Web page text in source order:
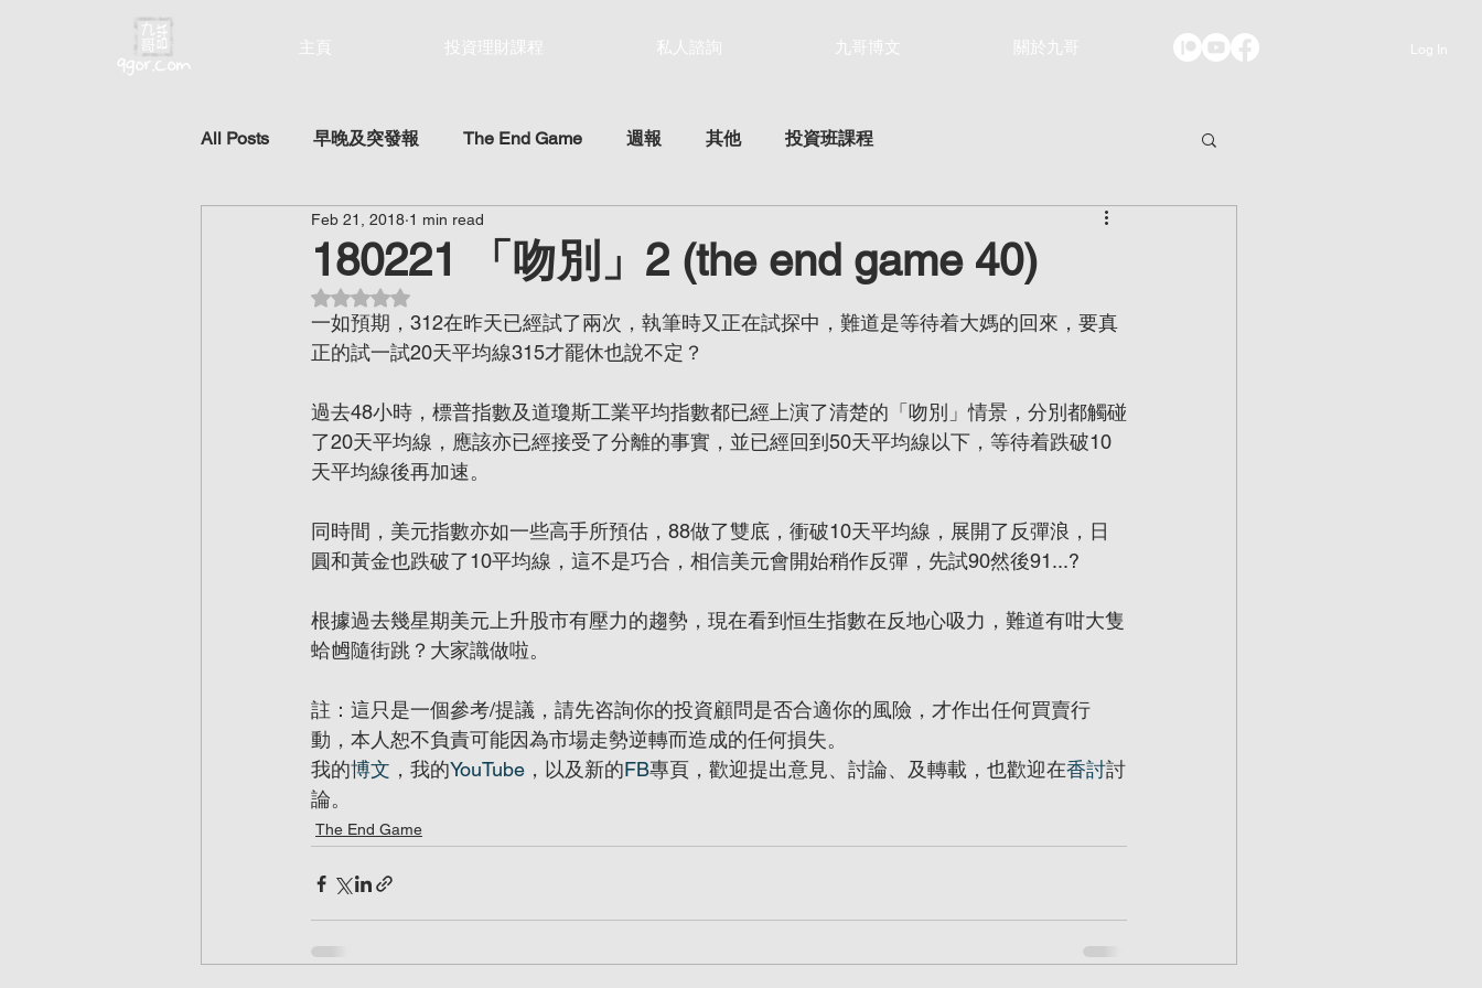
主頁 投資理財課程 私人諮詢 九哥博文 關於九哥 Log In
All Posts 早晚及突發報 The End Game 週報 其他 投資班課程
180221 「吻別」2 (the end game 40)
Feb 21, 2018 1 min read
Rated NaN out of 5 stars.
一如預期，312在昨天已經試了兩次，執筆時又正在試探中，難道是等待着大媽的回來，要真
正的試一試20天平均線315才罷休也說不定？
過去48小時，標普指數及道瓊斯工業平均指數都已經上演了清楚的「吻別」情景，分別都觸碰
了20天平均線，應該亦已經接受了分離的事實，並已經回到50天平均線以下，等待着跌破10
天平均線後再加速。
同時間，美元指數亦如一些高手所預估，88做了雙底，衝破10天平均線，展開了反彈浪，日
圓和黃金也跌破了10平均線，這不是巧合，相信美元會開始稍作反彈，先試90然後91...?
根據過去幾星期美元上升股市有壓力的趨勢，現在看到恒生指數在反地心吸力，難道有咁大隻
蛤乸隨街跳？大家識做啦。
註：這只是一個參考/提議，請先咨詢你的投資顧問是否合適你的風險，才作出任何買賣行
動，本人恕不負責可能因為市場走勢逆轉而造成的任何損失。
我的博文 ，我的YouTube ，以及新的FB專頁，歡迎提出意見、討論、及轉載，也歡迎在香討討
論。
The End Game